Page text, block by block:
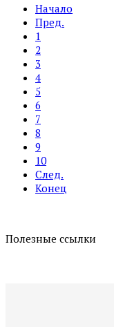
Начало
Пред.
1
2
3
4
5
6
7
8
9
10
След.
Конец
Полезные ссылки